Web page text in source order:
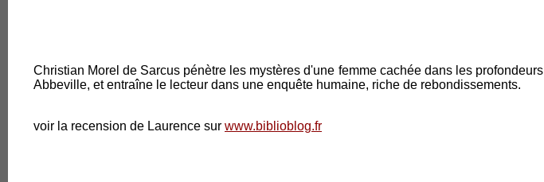
2.Poésie
Christian Morel de Sarcus pénètre les mystères d'une femme cachée dans les
Abbeville, et entraîne le lecteur dans une enquête humaine, riche de rebondissements.
voir la recension de Laurence sur www.biblioblog.fr